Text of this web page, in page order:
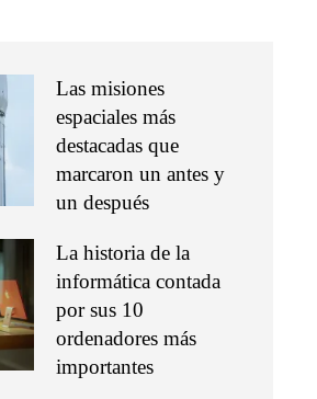
Las misiones
espaciales más
destacadas que
marcaron un antes y
un después
La historia de la
informática contada
por sus 10
ordenadores más
importantes